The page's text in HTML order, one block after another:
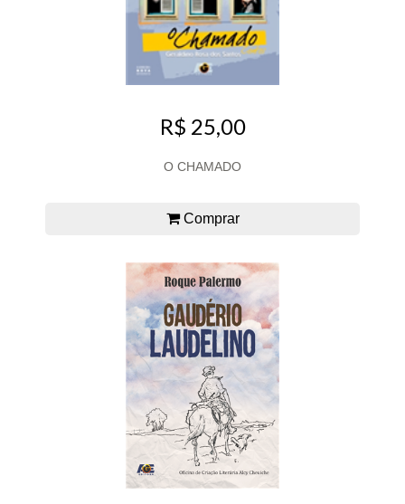
R$ 25,00
O CHAMADO
Comprar